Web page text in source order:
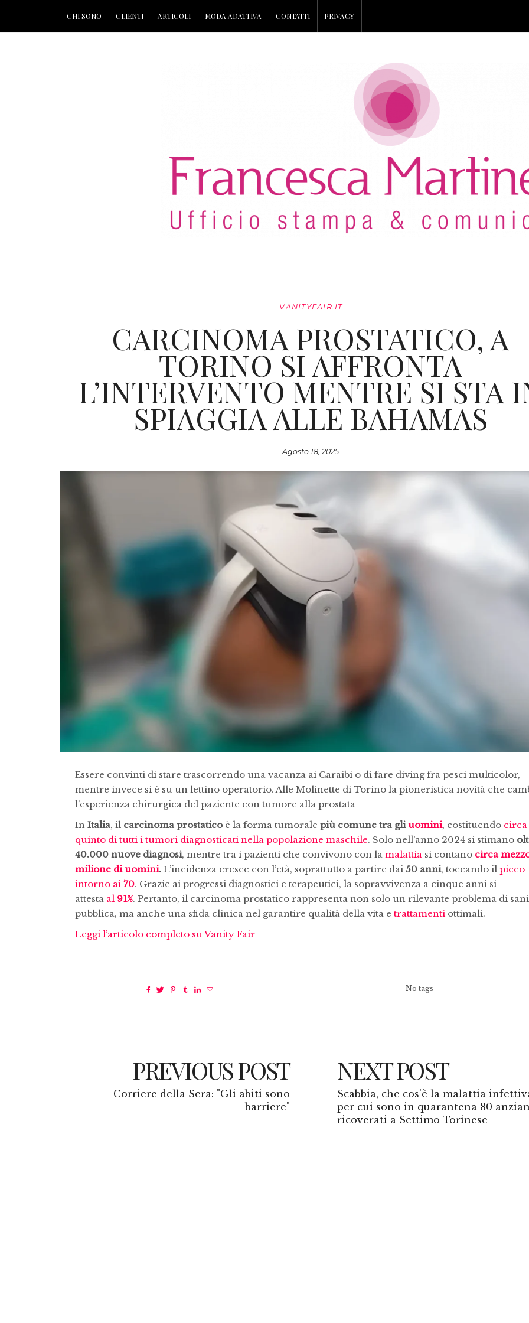
CHI SONO CLIENTI ARTICOLI MODA ADATTIVA CONTATTI PRIVACY
VANITYFAIR.IT
CARCINOMA PROSTATICO, A
TORINO SI AFFRONTA
L’INTERVENTO MENTRE SI STA
SPIAGGIA ALLE BAHAMAS
Agosto 18, 2025
Essere convinti di stare trascorrendo una vacanza ai Caraibi o di fare diving fra pesci multicolor,
mentre invece si è su un lettino operatorio. Alle Molinette di Torino la pioneristica novità che
l’esperienza chirurgica del paziente con tumore alla prostata
In Italia, il carcinoma prostaticoè la forma tumorale più comune tra gliuomini, costituendo
quinto di tutti i tumori diagnosticati nella popolazione maschile. Solo nell’anno 2024 si stimano
40.000 nuove diagnosi, mentre tra i pazienti che convivono con la malattia si contano circa
milione di uomini. L’incidenza cresce con l’età, soprattutto a partire dai 50 anni, toccando il picco
intorno ai 70. Grazie ai progressi diagnostici e terapeutici, la sopravvivenza a cinque anni si
attesta al 91%. Pertanto, il carcinoma prostatico rappresenta non solo un rilevante problema di
pubblica, ma anche una sfida clinica nel garantire qualità della vita e trattamenti ottimali.
Leggi l’articolo completo su Vanity Fair
No tags
PREVIOUS POST
Corriere della Sera: "Gli abiti sono
barriere"
NEXT POST
Scabbia, che cos'è la malattia
per cui sono in quarantena 80
ricoverati a Settimo Torinese